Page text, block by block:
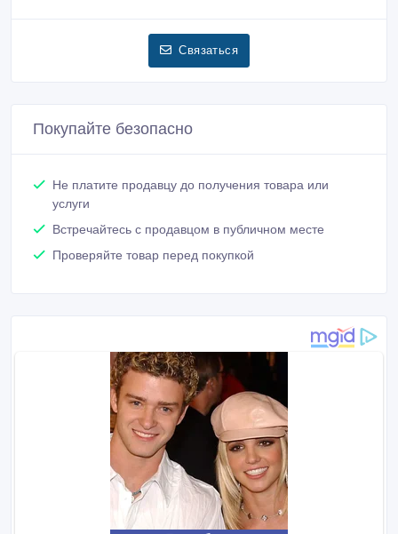
Связаться
Покупайте безопасно
Не платите продавцу до получения товара или
услуги
Встречайтесь с продавцом в публичном месте
Проверяйте товар перед покупкой